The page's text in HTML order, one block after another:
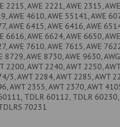
2215, AWE 2221, AWE 2315,
AWE 4610, AWE 55141, AWE
AWE 6415, AWE 6416, AWE
6616, AWE 6624, AWE 6650,
AWE 7610, AWE 7615, AWE
8729, AWE 8730, AWE 9630,
2200, AWT 2240, AWT 2250,
3, AWT 2284, AWT 2285, AWT
AWT 2355, AWT 2370, AWT
TDLR 60112, TDLR
70231